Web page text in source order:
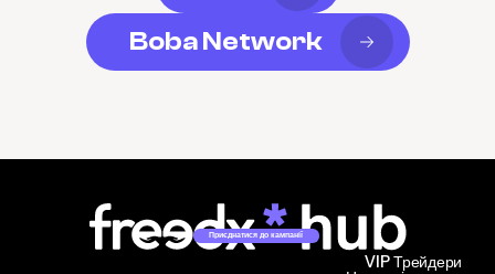
Boba Network
Приєднатися до кампанії
VIP Трейдери